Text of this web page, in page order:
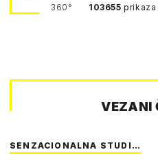
360° 103655prikaza
VEZANI
SENZACIONALNA STUDI…